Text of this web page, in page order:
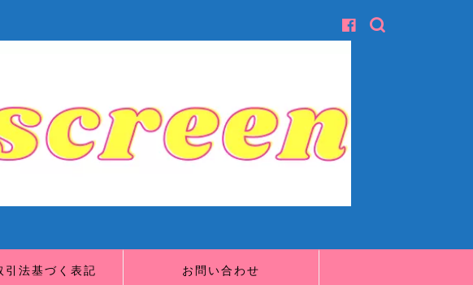
引法基づく表記 お問い合わせ